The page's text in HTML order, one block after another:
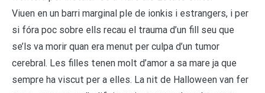
Viuen en un barri marginal ple de ionkis i estrangers, i per
si fóra poc sobre ells recau el trauma d’un fill seu que
se’ls va morir quan era menut per culpa d’un tumor
cerebral. Les filles tenen molt d’amor a sa mare ja que
sempre ha viscut per a elles. La nit de Halloween van fer